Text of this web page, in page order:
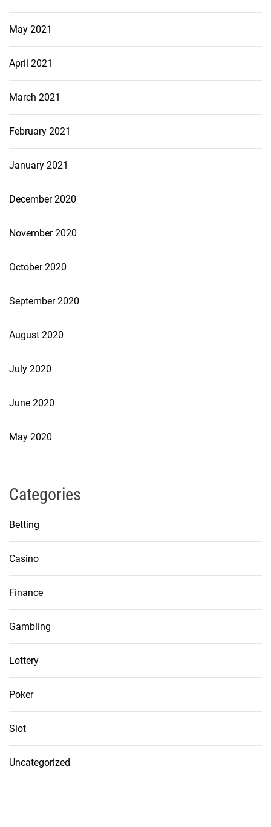
May 2021
April 2021
March 2021
February 2021
January 2021
December 2020
November 2020
October 2020
September 2020
August 2020
July 2020
June 2020
May 2020
Categories
Betting
Casino
Finance
Gambling
Lottery
Poker
Slot
Uncategorized